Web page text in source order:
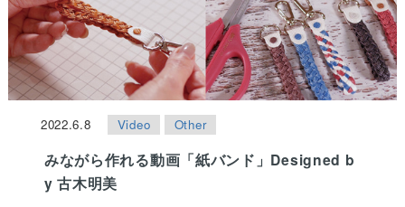
2022.6.8 Video Other
みながら作れる動画「紙バンド」Designed b
y 古木明美